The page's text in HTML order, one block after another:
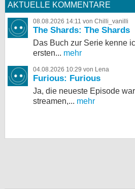
AKTUELLE KOMMENTARE
08.08.2026 14:11 von Chilli_vanilli
The Shards: The Shards
Das Buch zur Serie kenne
ersten... mehr
04.08.2026 10:29 von Lena
Furious: Furious
Ja, die neueste Episode
streamen,... mehr